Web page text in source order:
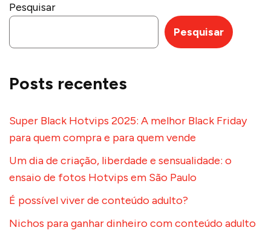
Pesquisar
Pesquisar
Posts recentes
Super Black Hotvips 2025: A melhor Black Friday
para quem compra e para quem vende
Um dia de criação, liberdade e sensualidade: o
ensaio de fotos Hotvips em São Paulo
É possível viver de conteúdo adulto?
Nichos para ganhar dinheiro com conteúdo adulto